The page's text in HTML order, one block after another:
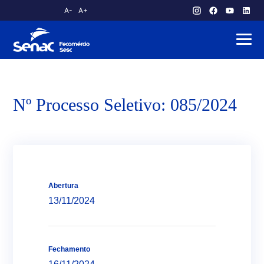
A- A+
atendimento.publico@am.senac.br
Nº Processo Seletivo: 085/2024
Abertura
13/11/2024
Fechamento